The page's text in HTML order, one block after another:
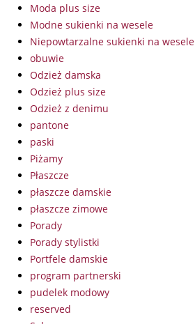
Moda plus size
Modne sukienki na wesele
Niepowtarzalne sukienki na wesele
obuwie
Odzież damska
Odzież plus size
Odzież z denimu
pantone
paski
Piżamy
Płaszcze
płaszcze damskie
płaszcze zimowe
Porady
Porady stylistki
Portfele damskie
program partnerski
pudelek modowy
reserved